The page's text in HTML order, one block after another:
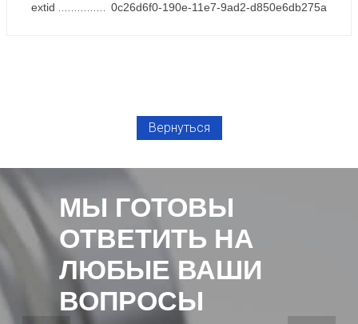
extid
0c26d6f0-190e-11e7-9ad2-d850e6db275a
Вернуться
МЫ ГОТОВЫ
ОТВЕТИТЬ НА
ЛЮБЫЕ ВАШИ
ВОПРОСЫ